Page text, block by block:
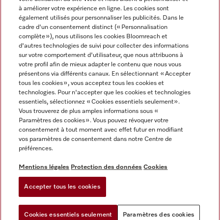
Mentions légales
CGV
Protection des données
Conditions d'utilisation
Déclaration d'accessibilité
Reglement sur les services numeriques
Paramètres des cookies
Miele sur Instagram
Miele sur Facebook
Miele sur Youtube
à améliorer votre expérience en ligne. Les cookies sont
également utilisés pour personnaliser les publicités. Dans le
cadre d'un consentement distinct (« Personnalisation
complète »), nous utilisons les cookies Bloomreach et
d'autres technologies de suivi pour collecter des informations
sur votre comportement d'utilisateur, que nous attribuons à
votre profil afin de mieux adapter le contenu que nous vous
présentons via différents canaux. En sélectionnant « Accepter
tous les cookies », vous acceptez tous les cookies et
technologies. Pour n'accepter que les cookies et technologies
essentiels, sélectionnez « Cookies essentiels seulement».
Vous trouverez de plus amples informations sous «
Paramètres des cookies ». Vous pouvez révoquer votre
consentement à tout moment avec effet futur en modifiant
vos paramètres de consentement dans notre Centre de
préférences.
Mentions légales Protection des données Cookies
Accepter tous les cookies
Cookies essentiels seulement Paramètres des cookies